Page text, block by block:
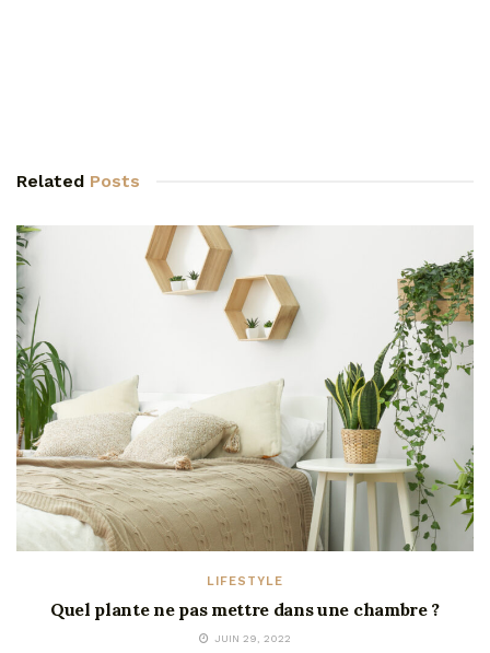
Related Posts
LIFESTYLE
Quel plante ne pas mettre dans une chambre ?
JUIN 29, 2022